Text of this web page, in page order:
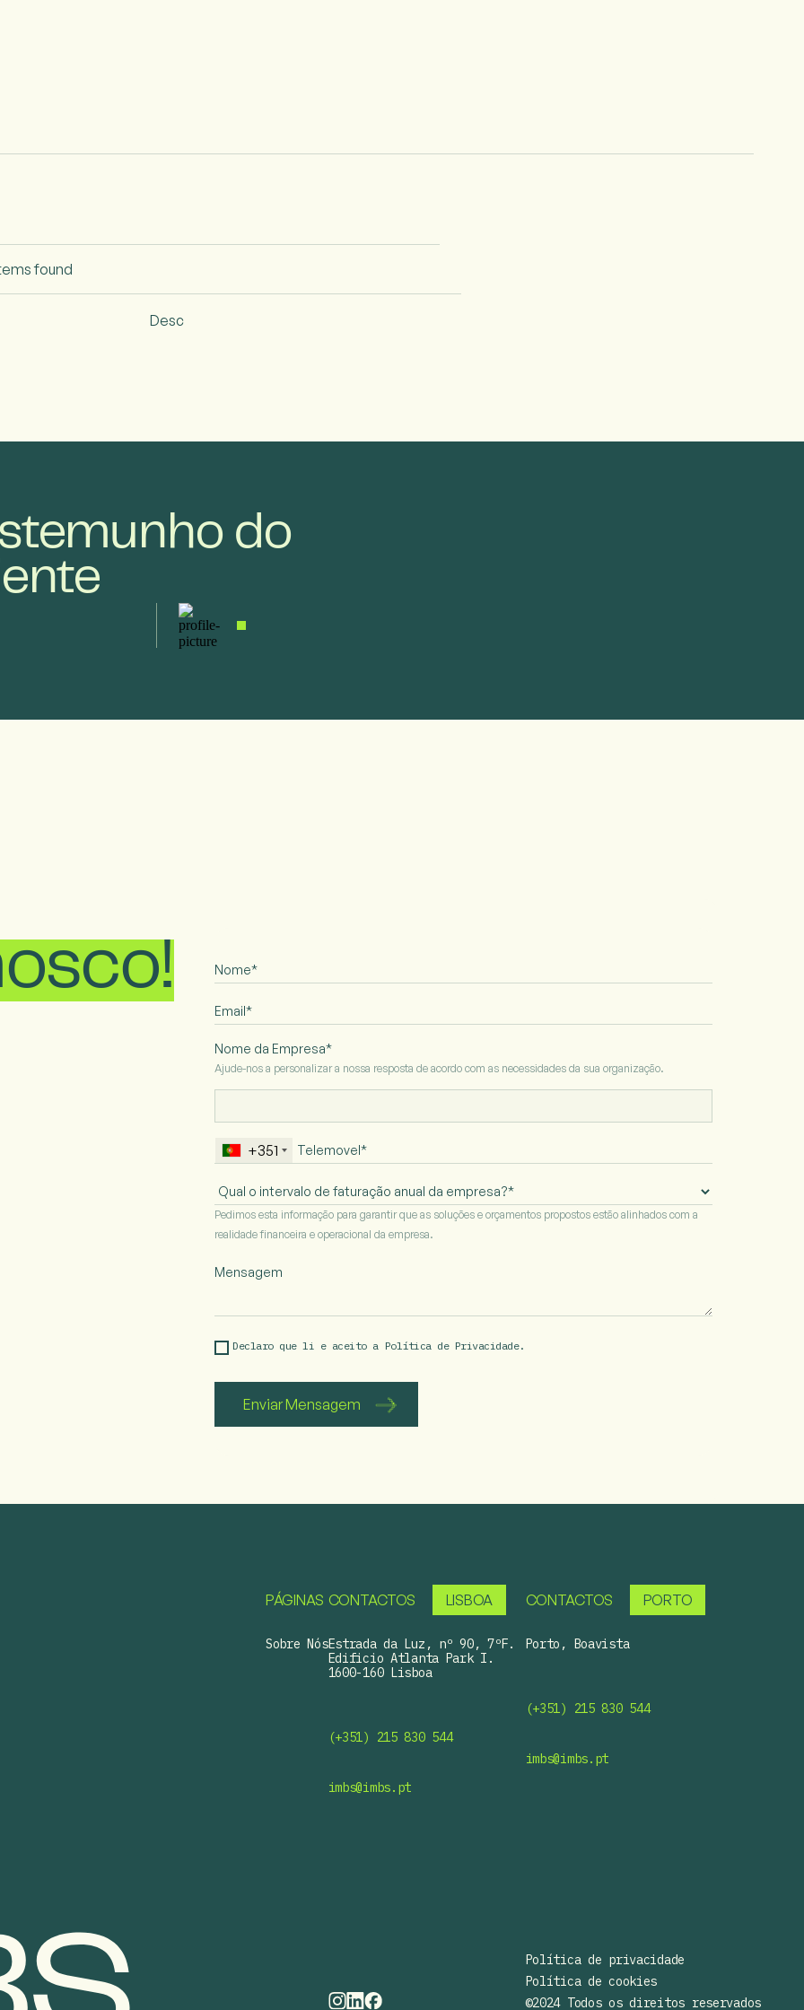
found
Desc
do
Nome da Empresa*
Ajude-nos a personalizar a nossa resposta de acordo com as necessidades da sua organização.
+351
Intervalo
de
da
Pedimos esta informação para garantir que as soluções e orçamentos propostos estão alinhados com a
realidade financeira e operacional da empresa.
Declaro que li e aceito a Política de Privacidade.
PÁGINAS
Sobre Nós
CONTACTOS LISBOA
Estrada da Luz, nº 90, 7ºF.
Edificio Atlanta Park I.
1600-160 Lisboa
(+351) 215 830 544
imbs@imbs.pt
CONTACTOS PORTO
Porto, Boavista
(+351) 215 830 544
imbs@imbs.pt
Política de privacidade
Política de cookies
©2024 Todos os direitos reservados